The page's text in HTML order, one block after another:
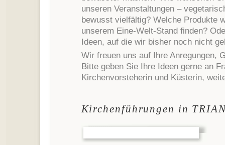
unseren Veranstaltungen –
bewusst vielfältig? Welche Produkte
unserem Eine-Welt-Stand finden?
Ideen, auf die wir bisher noch nicht
Wir freuen uns auf Ihre Anregungen,
Bitte geben Sie Ihre Ideen gerne an
Kirchenvorsteherin und Küsterin,
Kirchenführungen in